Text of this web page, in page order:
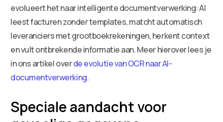
evolueert het naar intelligente documentverwerking: AI
leest facturen zonder templates, matcht automatisch
leveranciers met grootboekrekeningen, herkent context
en vult ontbrekende informatie aan. Meer hierover lees je
in ons artikel overde evolutie van OCR naar AI-
documentverwerking.
Speciale aandacht voor